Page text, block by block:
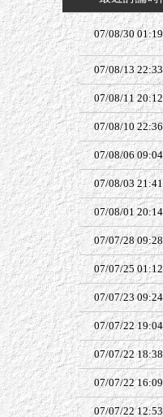
07/08/30
07/08/13
07/08/11
07/08/10
07/08/06
07/08/03
07/08/01
07/07/28
07/07/25
07/07/23
07/07/22
07/07/22
07/07/22
07/07/22